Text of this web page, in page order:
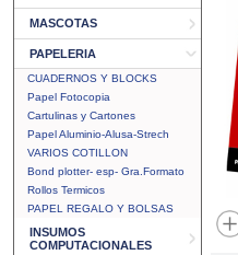
MASCOTAS
PAPELERIA
CUADERNOS Y BLOCKS
Papel Fotocopia
Cartulinas y Cartones
Papel Aluminio-Alusa-Strech
VARIOS COTILLON
Bond plotter- esp- Gra.Formato
Rollos Termicos
PAPEL REGALO Y BOLSAS
INSUMOS
COMPUTACIONALES